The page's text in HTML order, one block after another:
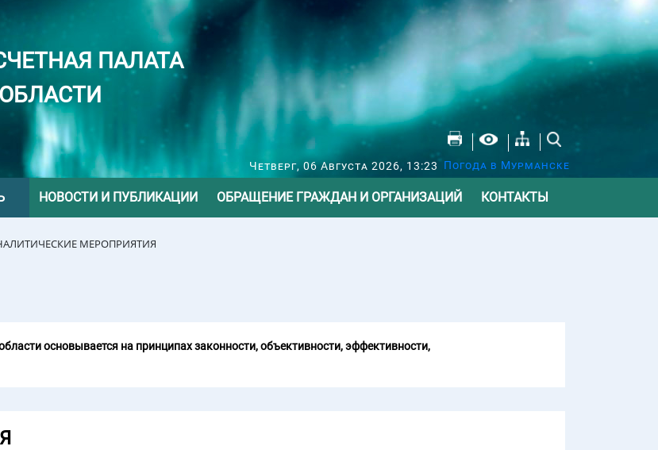
ПАЛАТА
Четверг, 06 Августа 2026, 13:23 Погода в Мурманске
НОВОСТИ И ПУБЛИКАЦИИ ОБРАЩЕНИЕ ГРАЖДАН И ОРГАНИЗАЦИЙ КОНТАКТЫ
МЕРОПРИЯТИЯ
основывается на принципах законности, объективности, эффективности,